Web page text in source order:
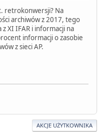
retrokonwersji? Na
archiwów z 2017, tego
XI IFAR i informacji na
informacji o zasobie
z sieci AP.
AKCJE UŻYTKOWNIKA